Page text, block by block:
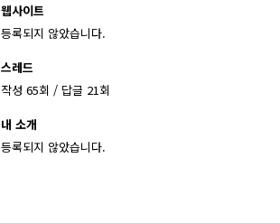
웹사이트
등록되지 않았습니다.
스레드
작성 65회 / 답글 21회
내 소개
등록되지 않았습니다.